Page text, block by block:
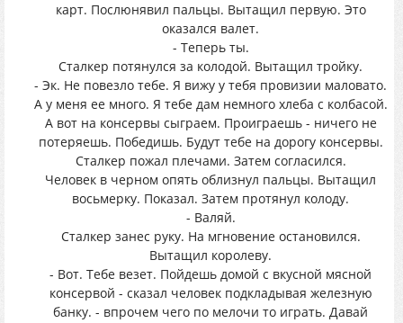
карт. Послюнявил пальцы. Вытащил первую. Это
оказался валет.
- Теперь ты.
Сталкер потянулся за колодой. Вытащил тройку.
- Эк. Не повезло тебе. Я вижу у тебя провизии маловато.
А у меня ее много. Я тебе дам немного хлеба с колбасой.
А вот на консервы сыграем. Проиграешь - ничего не
потеряешь. Победишь. Будут тебе на дорогу консервы.
Сталкер пожал плечами. Затем согласился.
Человек в черном опять облизнул пальцы. Вытащил
восьмерку. Показал. Затем протянул колоду.
- Валяй.
Сталкер занес руку. На мгновение остановился.
Вытащил королеву.
- Вот. Тебе везет. Пойдешь домой с вкусной мясной
консервой - сказал человек подкладывая железную
банку. - впрочем чего по мелочи то играть. Давай